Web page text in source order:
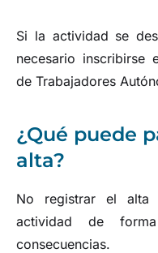
Si la actividad se
necesario inscribirse
de Trabajadores
¿Qué puede
alta?
No registrar el alta
actividad de
consecuencias.